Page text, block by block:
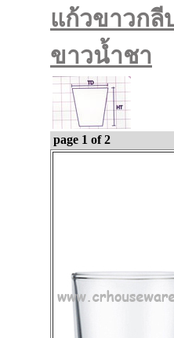
แก้วขาวกลี
ขาวน้ำชา
page 1 of 2